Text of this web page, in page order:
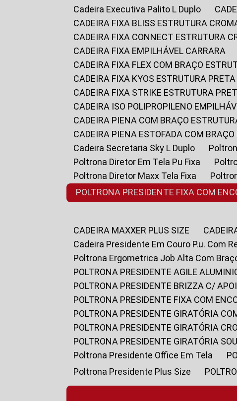
Cadeira Executiva Palito L Duplo
CADEIRA FIXA BLISS ESTRUTURA
CADEIRA FIXA CONNECT ESTRUTURA
CADEIRA FIXA EMPILHÁVEL CARRARA
CADEIRA FIXA FLEX COM BRAÇO
CADEIRA FIXA KYOS ESTRUTURA PRETA
CADEIRA FIXA STRIKE ESTRUTURA
CADEIRA ISO POLIPROPILENO
CADEIRA PIENA COM BRAÇO
CADEIRA PIENA ESTOFADA COM
Cadeira Secretaria Sky L Duplo
Poltrona Diretor Em Tela Pu Fixa
Poltrona Diretor Maxx Tela Fixa
POLTRONA PRESIDENTE FIXA COM
CADEIRA MAXXER PLUS SIZE
Cadeira Presidente Em Couro P.u. Com
Poltrona Ergometrica Job Alta Com
POLTRONA PRESIDENTE AGILE
POLTRONA PRESIDENTE BRIZZA C/
POLTRONA PRESIDENTE FIXA COM
POLTRONA PRESIDENTE GIRATÓRIA
POLTRONA PRESIDENTE GIRATÓRIA
POLTRONA PRESIDENTE GIRATÓRIA
Poltrona Presidente Office Em Tela
Poltrona Presidente Plus Size